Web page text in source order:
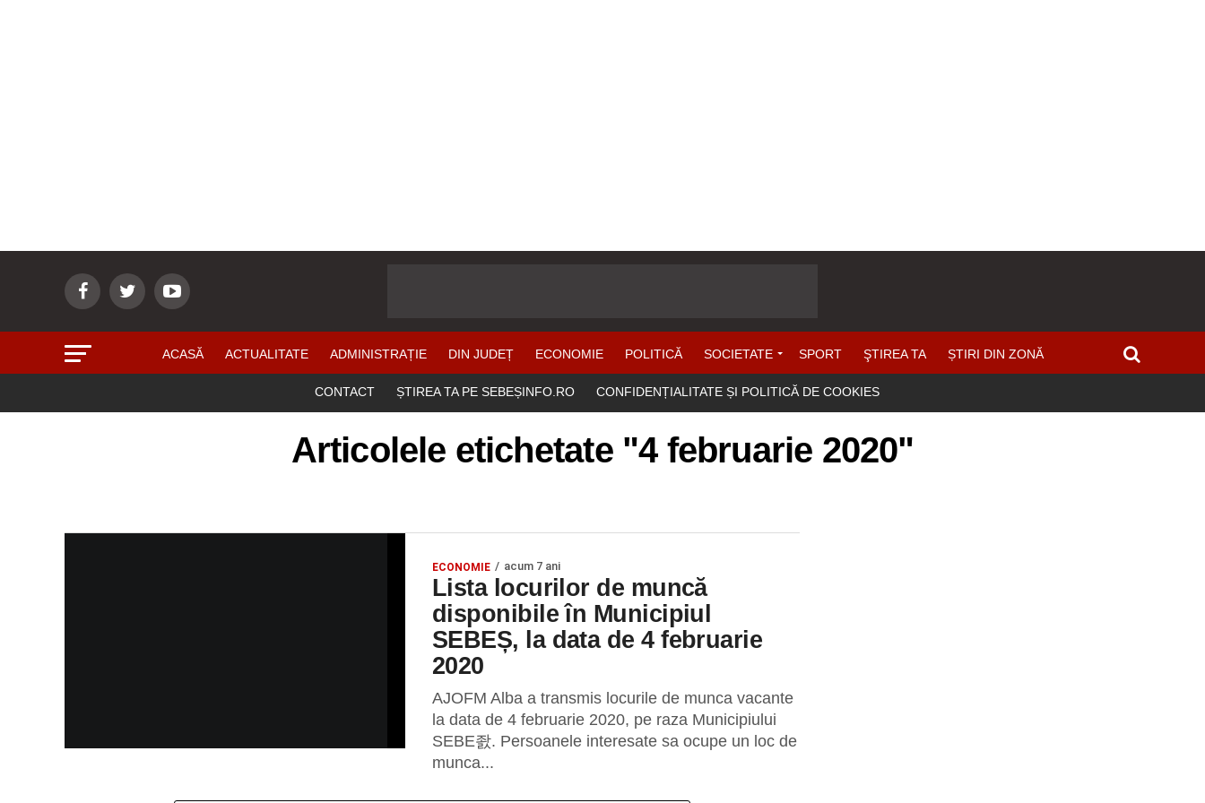
ACASĂ ACTUALITATE ADMINISTRAȚIE DIN JUDEȚ ECONOMIE POLITICĂ SOCIETATE SPORT ŞTIREA TA ȘTIRI DIN ZONĂ
CONTACT ȘTIREA TA PE SEBEȘINFO.RO CONFIDENȚIALITATE ȘI POLITICĂ DE COOKIES
Articolele etichetate "4 februarie 2020"
ECONOMIE acum 7 ani
Lista locurilor de muncă
disponibile în Municipiul
SEBEȘ, la data de 4 februarie
2020
AJOFM Alba a transmis locurile de munca vacante
la data de 4 februarie 2020, pe raza Municipiului
SEBE좘. Persoanele interesate sa ocupe un loc de
munca...